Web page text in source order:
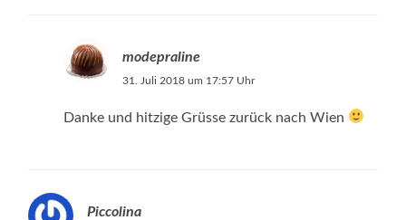
modepraline
31. Juli 2018 um 17:57 Uhr
Danke und hitzige Grüsse zurück nach Wien
Piccolina